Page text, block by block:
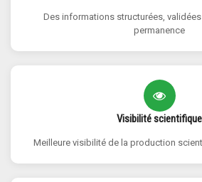
Des informations structurées,
permanence
Visibilité scientifique
Meilleure visibilité de la production